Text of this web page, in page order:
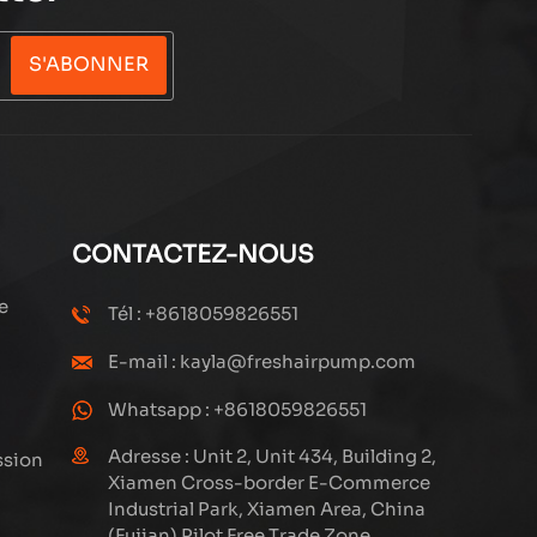
S'ABONNER
CONTACTEZ-NOUS
Tél : +8618059826551
E-mail : kayla@freshairpump.com
Whatsapp : +8618059826551
Adresse : Unit 2, Unit 434, Building 2,
Xiamen Cross-border E-Commerce
Industrial Park, Xiamen Area, China